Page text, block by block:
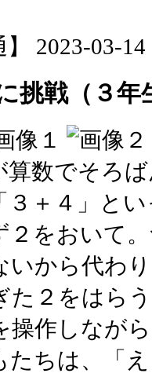
】 2023-03-
挑戦（３年
数でそろ
３＋４」と
２をおいて
いから代わ
た２をはら
操作しなが
たちは、「